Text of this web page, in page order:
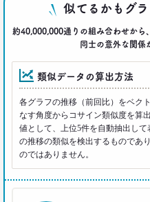
「何を見ているのか
どんな人だか言って
藤原将史
一
似てるかもグ
約40,000,000通りの組み合わせから
同士の意外な関係
類似データの算出方法
各グラフの推移（前回比）をベク
なす角度からコサイン類似度を算
値として、上位5件を自動抽出し
の推移の類似を検出するものであ
のではありません。